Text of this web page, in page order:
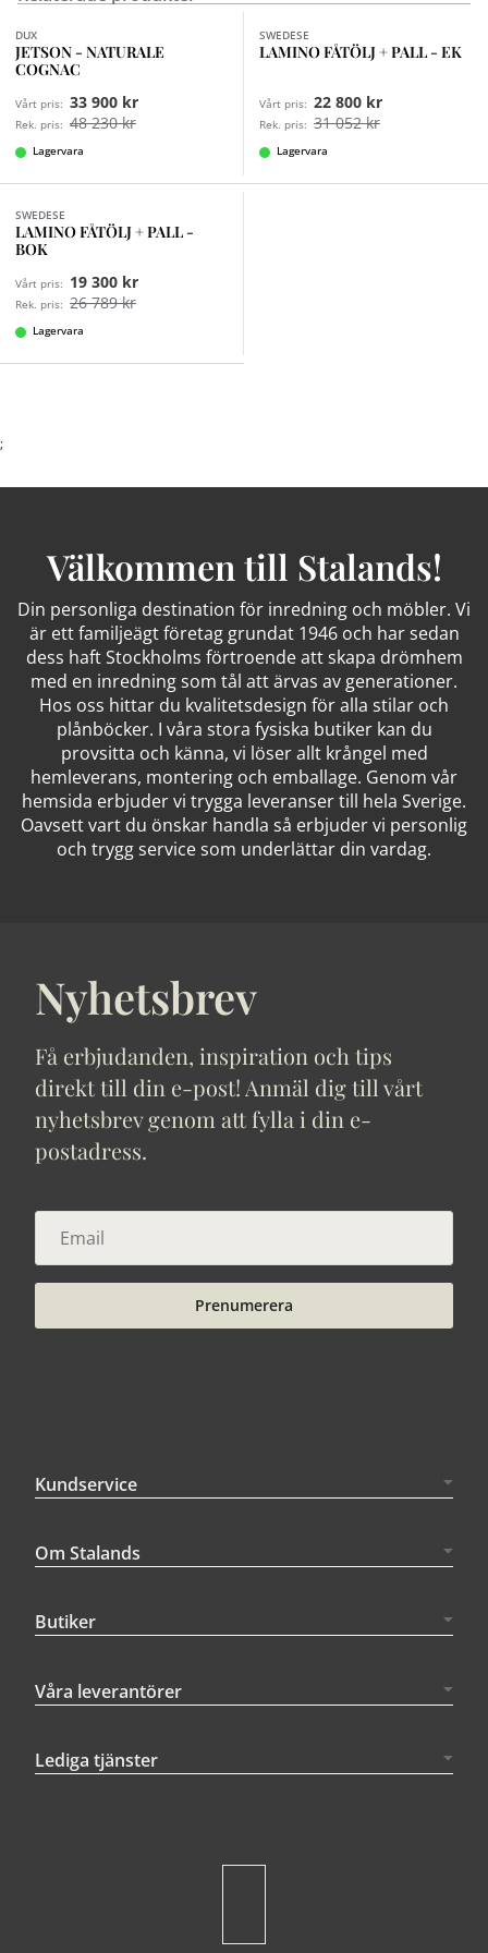
DUX
JETSON - NATURALE
COGNAC
Vårt pris: 33 900 kr
Rek. pris: 48 230 kr
Lagervara
SWEDESE
LAMINO FÅTÖLJ + PALL - EK
Vårt pris: 22 800 kr
Rek. pris: 31 052 kr
Lagervara
SWEDESE
LAMINO FÅTÖLJ + PALL -
BOK
Vårt pris: 19 300 kr
Rek. pris: 26 789 kr
Lagervara
;
Välkommen till Stalands!
Din personliga destination för inredning och möbler. Vi
är ett familjeägt företag grundat 1946 och har sedan
dess haft Stockholms förtroende att skapa drömhem
med en inredning som tål att ärvas av generationer.
Hos oss hittar du kvalitetsdesign för alla stilar och
plånböcker. I våra stora fysiska butiker kan du
provsitta och känna, vi löser allt krångel med
hemleverans, montering och emballage. Genom vår
hemsida erbjuder vi trygga leveranser till hela Sverige.
Oavsett vart du önskar handla så erbjuder vi personlig
och trygg service som underlättar din vardag.
Nyhetsbrev
Få erbjudanden, inspiration och tips
direkt till din e-post! Anmäl dig till vårt
nyhetsbrev genom att fylla i din e-
postadress.
Prenumerera
Kundservice
Om Stalands
Butiker
Våra leverantörer
Lediga tjänster